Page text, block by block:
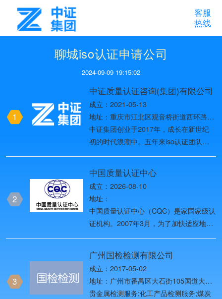
客服
热线
聊城iso认证申请公司
2024-09-09 19:15:02
1
中证质量认证咨询(集团)有限公司
成立：2021-05-13
地址：重庆市江北区观音桥街道西环路8
号1幢37-10
中证集团创业于2017年，成长在新世纪
初的时代浪潮中。五年来iso认证团队始
际化战略、全球化品牌战略四个发展阶
段，2019年进入第五个发展阶段——网
络化战略阶段，团队目前已发展为全国
ISO体系认证头部品牌。
2
中国质量认证中心
成立：2026-08-10
地址：
中国质量认证中心（CQC）是家国家级认
证机构。2007年3月，为了加快适应地方
（CQC）与原中国检验认证集团
（CCIC）等机构进行重组改革，以做优
做强CQC和CCIC两个品牌 。
3
广州国检检测有限公司
成立：2017-05-02
地址：广州市番禺区大石街105国道大石
段586、588号三层326
贵金属检测服务;化工产品检测服务;煤炭